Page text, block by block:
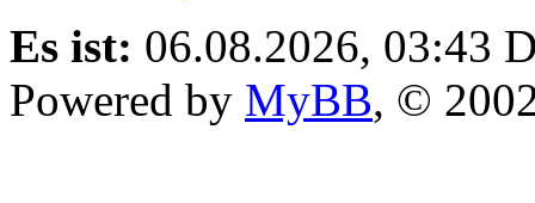
Es ist: 06.08.2026, 03:43
Powered by MyBB, ©